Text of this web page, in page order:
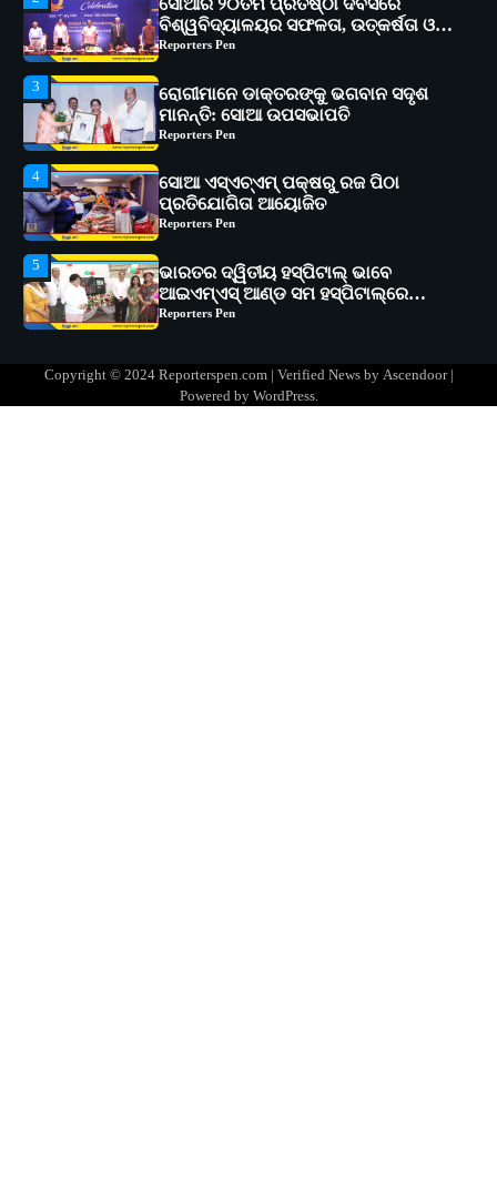
3
ରୋଗୀମାନେ ଡାକ୍ତରଙ୍କୁ ଭଗବାନ ସଦୃଶ
ମାନନ୍ତି: ସୋଆ ଉପସଭାପତି
Reporters Pen
4
ସୋଆ ଏସ୍‌ଏଚ୍‌ଏମ୍ ପକ୍ଷରୁ ରଜ ପିଠା
ପ୍ରତିଯୋଗିତା ଆୟୋଜିତ
Reporters Pen
5
ଭାରତର ଦ୍ୱିତୀୟ ହସ୍ପିଟାଲ୍ ଭାବେ
ଆଇଏମ୍‌ଏସ୍ ଆଣ୍ଡ ସମ ହସ୍ପିଟାଲ୍‌ରେ
ଅତ୍ୟାଧୁନିକ ଡିଜିସ୍କାନର ସ୍ଥାପନ
Reporters Pen
1
ସୋଆ ପକ୍ଷରୁ ରାୱେ କାର୍ଯ୍ୟକ୍ରମ ଅଧୀନରେ
୧୧ଟି ଗ୍ରାମରେ ୧୬ଟି କୃଷକ ପ୍ରଶିକ୍ଷଣ
କାର୍ଯ୍ୟକ୍ରମ ଆୟୋଜିତ
Reporters Pen
ସୋଆର ୨୦ତମ ପ୍ରତିଷ୍ଠା ଦିବସରେ
ବିଶ୍ୱବିଦ୍ୟାଳୟର ସଫଳତା, ଉତ୍କର୍ଷତା ଓ
Copyright © 2024 Reporterspen.com | Verified News by Ascendoor|
Powered by WordPress.